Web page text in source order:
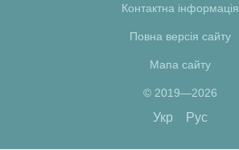
Контактна інформація
Повна версія сайту
Мапа сайту
© 2019—2026
Укр Рус